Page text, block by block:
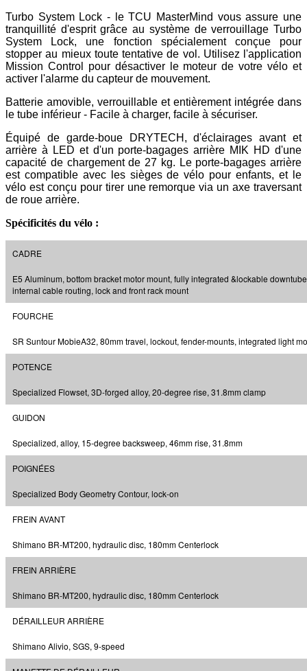
Turbo System Lock - le TCU MasterMind vous assure une
tranquillité d'esprit grâce au système de verrouillage Turbo
System Lock, une fonction spécialement conçue pour
stopper au mieux toute tentative de vol. Utilisez l'application
Mission Control pour désactiver le moteur de votre vélo et
activer l'alarme du capteur de mouvement.
Batterie amovible, verrouillable et entièrement intégrée dans
le tube inférieur - Facile à charger, facile à sécuriser.
Équipé de garde-boue DRYTECH, d'éclairages avant et
arrière à LED et d'un porte-bagages arrière MIK HD d'une
capacité de chargement de 27 kg. Le porte-bagages arrière
est compatible avec les sièges de vélo pour enfants, et le
vélo est conçu pour tirer une remorque via un axe traversant
de roue arrière.
Spécificités du vélo :
CADRE
E5 Aluminum, bottom bracket motor mount, fully integrated &lockable
internal cable routing, lock and front rack mount
FOURCHE
SR Suntour MobieA32, 80mm travel, lockout, fender-mounts, integrated light
POTENCE
Specialized Flowset, 3D-forged alloy, 20-degree rise, 31.8mm clamp
GUIDON
Specialized, alloy, 15-degree backsweep, 46mm rise, 31.8mm
POIGNÉES
Specialized Body Geometry Contour, lock-on
FREIN AVANT
Shimano BR-MT200, hydraulic disc, 180mm Centerlock
FREIN ARRIÈRE
Shimano BR-MT200, hydraulic disc, 180mm Centerlock
DÉRAILLEUR ARRIÈRE
Shimano Alivio, SGS, 9-speed